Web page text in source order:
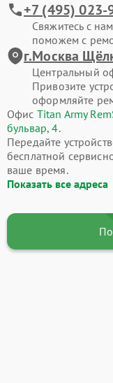
+7 (495) 023-
Свяжитесь с
поможем с
г.Москва
Центральный
Привозите
оформляйте
Офис Titan Army
бульвар, 4.
Передайте
бесплатной
ваше время.
Показать все адреса